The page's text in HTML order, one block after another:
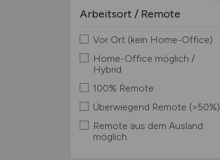
Arbeitsort / Remote
Vor Ort (kein Home-Office)
Home-Office möglich /
Hybrid
100% Remote
Überwiegend Remote (>50%)
Remote aus dem Ausland
möglich